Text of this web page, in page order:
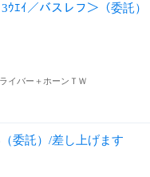
ｴｲ／バスレフ＞（委託）
イバー＋ホーンＴＷ
委託）/差し上げます